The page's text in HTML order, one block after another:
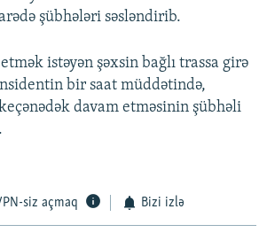
şübhələri səsləndirib.
istəyən şəxsin bağlı trassa girə
bir saat müddətində,
davam etməsinin şübhəli
siz açmaq Bizi izlə